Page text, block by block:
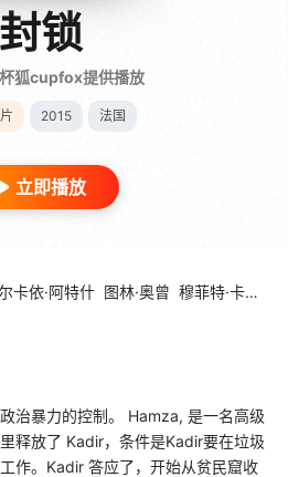
封锁
狐cupfox提供播放
2015 法国
立即播放
卡依·阿特什 图林·奥曾 穆菲特·卡亚坎
暴力的控制。 Hamza, 是一名高级
释放了 Kadir，条件是Kadir要在垃圾
作。Kadir 答应了，开始从贫民窟收